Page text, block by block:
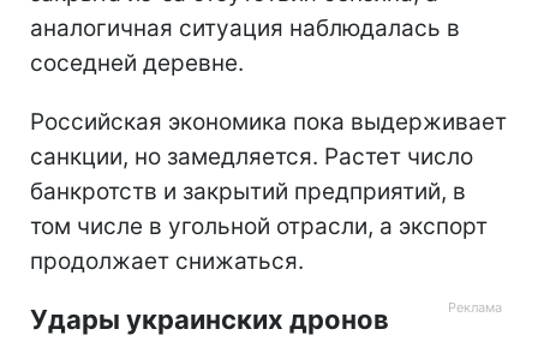
аналогичная ситуация наблюдалась в
соседней деревне.
Российская экономика пока выдерживает
санкции, но замедляется. Растет число
банкротств и закрытий предприятий, в
том числе в угольной отрасли, а экспорт
продолжает снижаться.
Удары украинских дронов